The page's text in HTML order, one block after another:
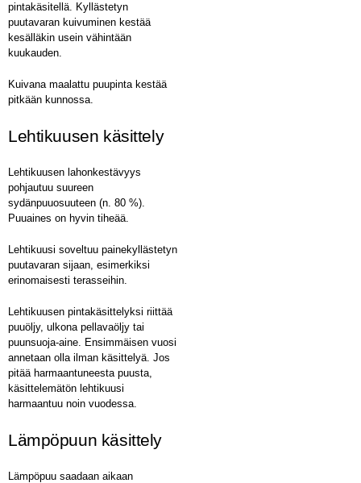
pintakäsitellä. Kyllästetyn
puutavaran kuivuminen kestää
kesälläkin usein vähintään
kuukauden.
Kuivana maalattu puupinta kestää
pitkään kunnossa.
Lehtikuusen käsittely
Lehtikuusen lahonkestävyys
pohjautuu suureen
sydänpuuosuuteen (n. 80 %).
Puuaines on hyvin tiheää.
Lehtikuusi soveltuu painekyllästetyn
puutavaran sijaan, esimerkiksi
erinomaisesti terasseihin.
Lehtikuusen pintakäsittelyksi riittää
puuöljy, ulkona pellavaöljy tai
puunsuoja-aine. Ensimmäisen vuosi
annetaan olla ilman käsittelyä. Jos
pitää harmaantuneesta puusta,
käsittelemätön lehtikuusi
harmaantuu noin vuodessa.
Lämpöpuun käsittely
Lämpöpuu saadaan aikaan